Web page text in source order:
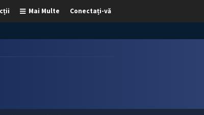
Conectați-vă
Mai Multe